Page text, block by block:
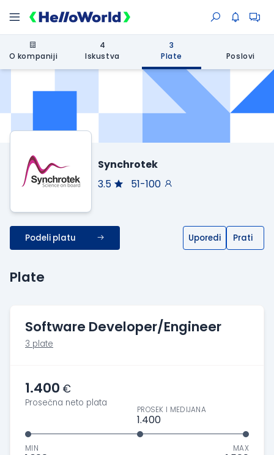
O kompaniji
4
Iskustva
3
Plate
Poslovi
Synchrotek
3.5
51-100
Podeli platu Uporedi Prati
Plate
Software Developer/Engineer
3 plate
1.400 €
Prosečna neto plata
MIN
PROSEK I MEDIJANA
1.400
MAX